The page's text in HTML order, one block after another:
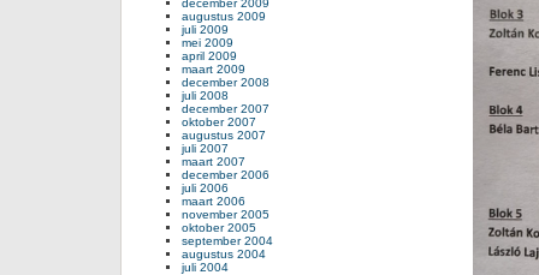
augustus 2009
juli 2009
mei 2009
april 2009
maart 2009
december 2008
juli 2008
december 2007
oktober 2007
augustus 2007
juli 2007
maart 2007
december 2006
juli 2006
maart 2006
november 2005
oktober 2005
september 2004
augustus 2004
juli 2004